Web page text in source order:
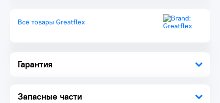
Гарантия
Запасные части
Все товары Greatflex